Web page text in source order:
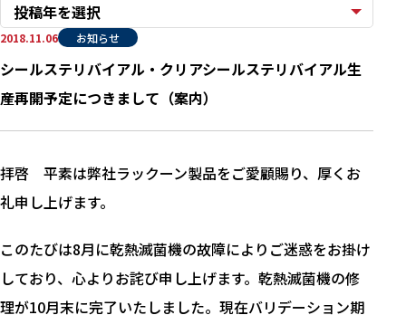
投稿年を選択
シールステリバイアル・クリアシールステリバイアル生
産再開予定につきまして（案内）
2018.11.06 お知らせ
拝啓 平素は弊社ラックーン製品をご愛顧賜り、厚くお
礼申し上げます。
このたびは8月に乾熱滅菌機の故障によりご迷惑をお掛け
しており、心よりお詫び申し上げます。乾熱滅菌機の修
理が10月末に完了いたしました。現在バリデーション期